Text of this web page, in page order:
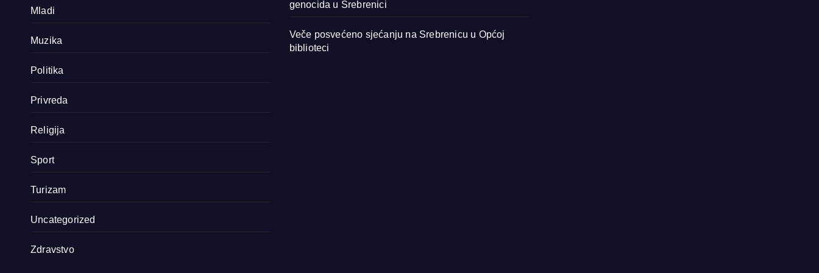
Mladi
Muzika
Politika
Privreda
Religija
Sport
Turizam
Uncategorized
Zdravstvo
genocida u Srebrenici
Veče posvećeno sjećanju na Srebrenicu u Općoj
biblioteci